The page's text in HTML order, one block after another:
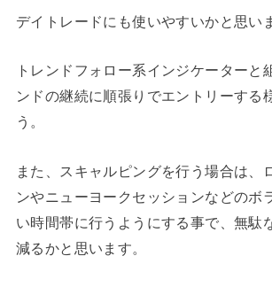
デイトレードにも使いやすいかと思い
トレンドフォロー系インジケーターと
ンドの継続に順張りでエントリーする
う。
また、スキャルピングを行う場合は、
ンやニューヨークセッションなどのボ
い時間帯に行うようにする事で、無駄
減るかと思います。